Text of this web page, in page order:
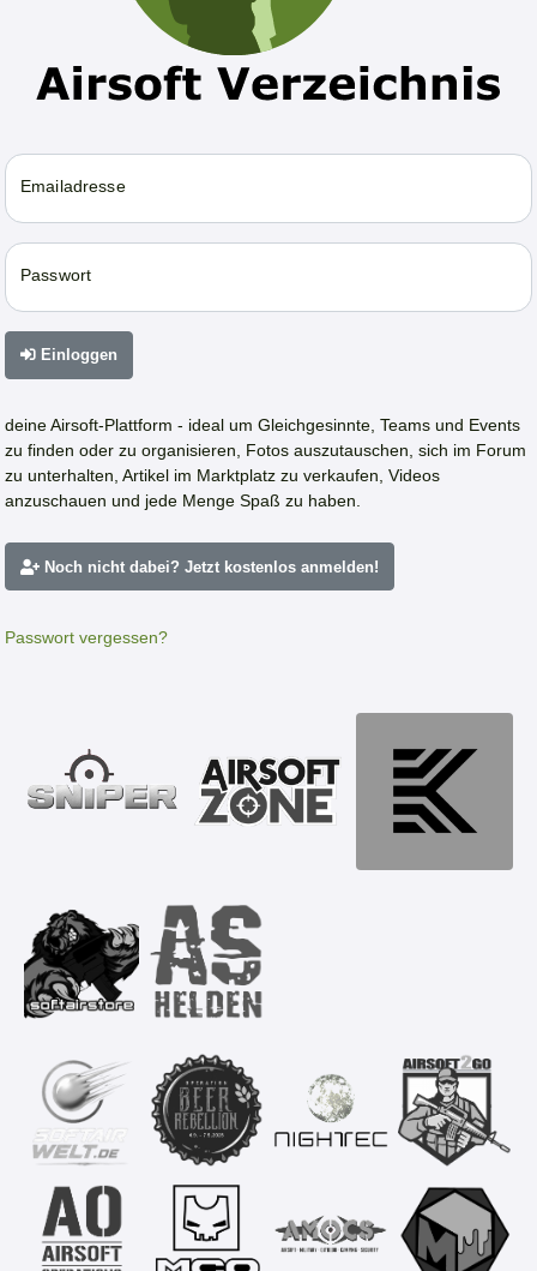
Emailadresse
Passwort
Einloggen
deine Airsoft-Plattform - ideal um Gleichgesinnte, Teams und Events
zu finden oder zu organisieren, Fotos auszutauschen, sich im Forum
zu unterhalten, Artikel im Marktplatz zu verkaufen, Videos
anzuschauen und jede Menge Spaß zu haben.
Noch nicht dabei? Jetzt kostenlos anmelden!
Passwort vergessen?